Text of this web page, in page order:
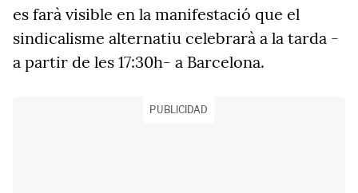
es farà visible en la manifestació que el
sindicalisme alternatiu celebrarà a la tarda -
a partir de les 17:30h- a Barcelona.
PUBLICIDAD